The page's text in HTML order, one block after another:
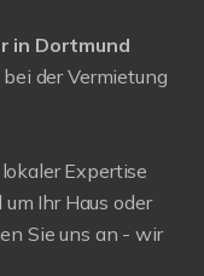
in Dortmund
der Vermietung
Expertise
Ihr Haus oder
Sie uns an - wir